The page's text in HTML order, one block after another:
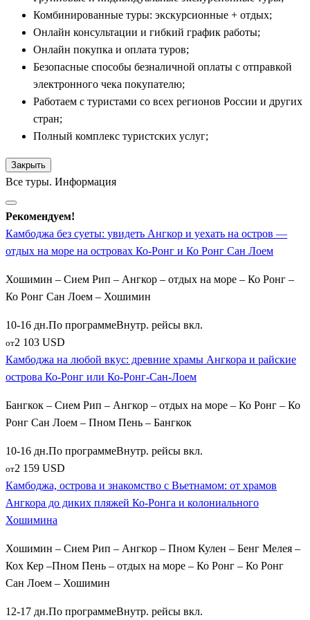
слиянии рек Меконг и Тонлесап, удивляет сочетанием
французской колониальной архитектуры, современных
высоток и золотых буддийских крыш. Обзорная экскурсия
включает посещение великолепного Королевского дворца,
Серебряной пагоды, пол которой выложен тысячами
монолитных серебряных плиток, и старинного храма Ват
Пном на холме, давшего название городу.
страницами непростой истории страны XX века. Группа
посещает пронзительный Музей геноцида Туоль Сленг
(бывшая тюрьма S-21) и мемориальный комплекс «Поля
смерти» Чоэнг Эк. Завершается пребывание в столице
круизом на закате по реке Меконг и шопингом на колоритном
Центральном рынке.
Райские острова и качественный отдых на море
гранд-тура по Камбодже становится первоклассный
тропический
предлагает путешественникам отправиться на южное
побережье Сиамского залива, где расположены лучшие
уединенные острова страны, способные составить достойную
конкуренцию курортам соседнего Таиланда:
Сказочный островКо Ронг— бьет рекорды по
популярности среди любителей белоснежного песка,
чистейшего лазурного океана и развитой пляжной
инфраструктуры с уютными отелями и вечерними
прибрежными ресторанами;
Санлоем) — уединенный и тихий остров, практически
лишенный дорог, который дарит туристам атмосферу
абсолютного релакса, дикой природы, спокойных бухт с
Комбинированные туры: экскурсионные + отдых;
Онлайн консультации и гибкий график работы;
Онлайн покупка и оплата туров;
Безопасные способы безналичной оплаты с отправкой
электронного чека покупателю;
Работаем с туристами со всех регионов России и других
стран;
Полный комплекс туристских услуг;
Закрыть
Все туры. Информация
Рекомендуем!
Камбоджа без суеты: увидеть Ангкор и уехать на остров —
отдых на море на островах Ко-Ронг и Ко Ронг Сан Лоем
Хошимин – Сием Рип – Ангкор – отдых на море – Ко Ронг –
Ко Ронг Сан Лоем – Хошимин
10-16 дн.По программеВнутр. рейсы вкл.
от2 103 USD
Камбоджа на любой вкус: древние храмы Ангкора и райские
острова Ко-Ронг или Ко-Ронг-Сан-Лоем
Бангкок – Сием Рип – Ангкор – отдых на море – Ко Ронг – Ко
Ронг Сан Лоем – Пном Пень – Бангкок
10-16 дн.По программеВнутр. рейсы вкл.
от2 159 USD
Камбоджа, острова и знакомство с Вьетнамом: от храмов
Ангкора до диких пляжей Ко-Ронга и колониального
Хошимина
Хошимин – Сием Рип – Ангкор – Пном Кулен – Бенг Мелея –
Кох Кер –Пном Пень – отдых на море – Ко Ронг – Ко Ронг
Сан Лоем – Хошимин
12-17 дн.По программеВнутр. рейсы вкл.